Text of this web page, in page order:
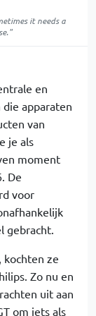
it needs a
en
apparaten
van
je als
moment
De
voor
gebracht.
kochten ze
Zo nu en
uit aan
om iets als